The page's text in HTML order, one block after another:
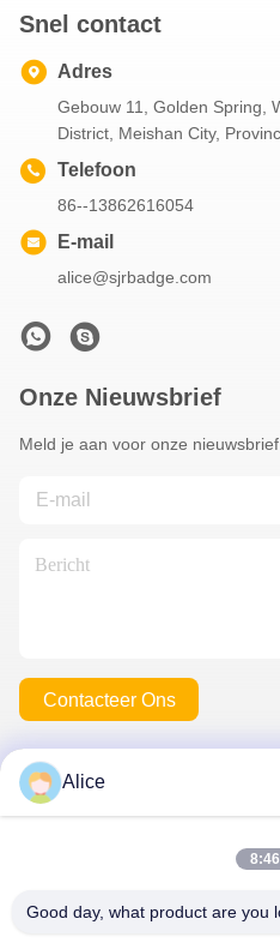
Snel contact
Adres
Gebouw 11, Golden Spring,
District, Meishan City,
Telefoon
86--13862616054
E-mail
alice@sjrbadge.com
Onze Nieuwsbrief
Meld je aan voor onze
Contacteer Ons
Privacybeleid
2026 Meishan Jize Crafts Co.,
Alice
Good day, what product are you